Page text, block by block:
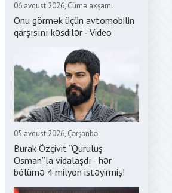
06 avqust 2026, Cümə axşamı
Onu görmək üçün avtomobilin
qarşısını kəsdilər - Video
05 avqust 2026, Çərşənbə
Burak Özçivit “Quruluş
Osman”la vidalaşdı - hər
bölümə 4 milyon istəyirmiş!